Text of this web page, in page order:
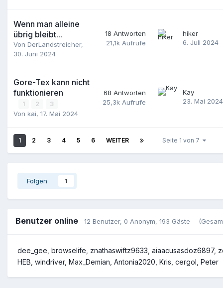
Wenn man alleine
übrig bleibt...
Von DerLandstreicher,
30. Juni 2024
18 Antworten
21,1k Aufrufe
hiker
6. Juli 2024
Gore-Tex kann nicht
funktionieren
1 2 3
Von kai, 17. Mai 2024
68 Antworten
25,3k Aufrufe
Kay
23. Mai 2024
1 2 3 4 5 6 WEITER Seite 1 von 7
Folgen 1
Benutzer online 12 Benutzer, 0 Anonym, 193 Gäste
dee_gee browselife znathaswiftz9633 aiaacusasdoz6897
HEB windriver Max_Demian Antonia2020 Kris cergol Peter